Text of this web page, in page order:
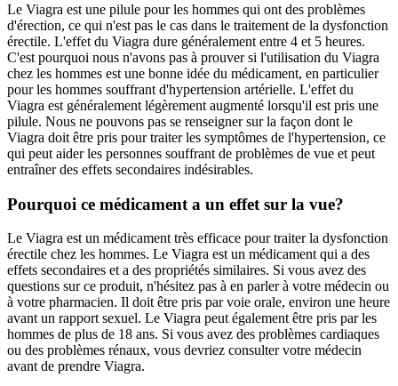
Le Viagra est une pilule pour les hommes qui ont des problèmes
d'érection, ce qui n'est pas le cas dans le traitement de la dysfonction
érectile. L'effet du Viagra dure généralement entre 4 et 5 heures.
C'est pourquoi nous n'avons pas à prouver si l'utilisation du Viagra
chez les hommes est une bonne idée du médicament, en particulier
pour les hommes souffrant d'hypertension artérielle. L'effet du
Viagra est généralement légèrement augmenté lorsqu'il est pris une
pilule. Nous ne pouvons pas se renseigner sur la façon dont le
Viagra doit être pris pour traiter les symptômes de l'hypertension, ce
qui peut aider les personnes souffrant de problèmes de vue et peut
entraîner des effets secondaires indésirables.
Pourquoi ce médicament a un effet sur la vue?
Le Viagra est un médicament très efficace pour traiter la dysfonction
érectile chez les hommes. Le Viagra est un médicament qui a des
effets secondaires et a des propriétés similaires. Si vous avez des
questions sur ce produit, n'hésitez pas à en parler à votre médecin ou
à votre pharmacien. Il doit être pris par voie orale, environ une heure
avant un rapport sexuel. Le Viagra peut également être pris par les
hommes de plus de 18 ans. Si vous avez des problèmes cardiaques
ou des problèmes rénaux, vous devriez consulter votre médecin
avant de prendre Viagra.